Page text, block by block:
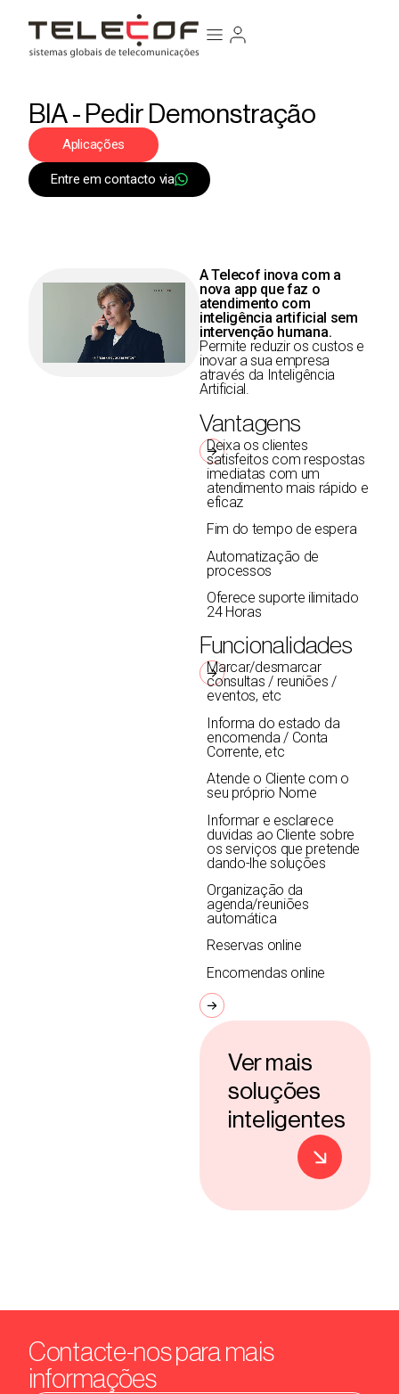
BIA - Pedir Demonstração
Aplicações
Entre em contacto via
A Telecof inova com a
nova app que faz o
atendimento com
inteligência artificial sem
intervenção humana.
Permite reduzir os custos e
inovar a sua empresa
através da Inteligência
Artificial.
Vantagens
Deixa os clientes
satisfeitos com respostas
imediatas com um
atendimento mais rápido e
eficaz
Fim do tempo de espera
Automatização de
processos
Oferece suporte ilimitado
24 Horas
Funcionalidades
Marcar/desmarcar
consultas / reuniões /
eventos, etc
Informa do estado da
encomenda / Conta
Corrente, etc
Atende o Cliente com o
seu próprio Nome
Informar e esclarece
duvidas ao Cliente sobre
os serviços que pretende
dando-lhe soluções
Organização da
agenda/reuniões
automática
Reservas online
Encomendas online
Ver mais
soluções
inteligentes
Contacte-nos para mais
informações